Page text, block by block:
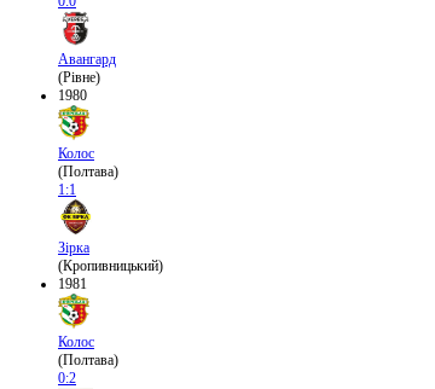
Авангард
(Рівне)
1980
Колос
(Полтава)
1:1
Зірка
(Кропивницький)
1981
Колос
(Полтава)
0:2